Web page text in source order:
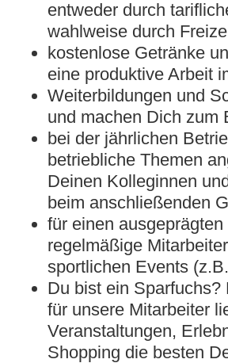
entweder durch
wahlweise durch
kostenlose Getränke
eine produktive Arbeit
Weiterbildungen und
und machen Dich zum
bei der jährlichen
betriebliche Themen
Deinen Kolleginnen
beim anschließenden
für einen
regelmäßige
sportlichen Events
Du bist ein
für unsere Mitarbeiter
Veranstaltungen,
Shopping die besten